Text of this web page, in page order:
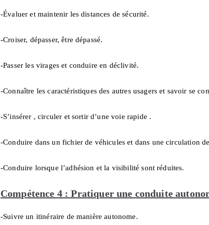
-Évaluer et maintenir les distances de sécurité.
-Croiser, dépasser, être dépassé.
-Passer les virages et conduire en déclivité.
-Connaître les caractéristiques des autres usagers et savoir se
-S’insérer , circuler et sortir d’une voie rapide .
-Conduire dans un fichier de véhicules et dans une circulation
-Conduire lorsque l’adhésion et la visibilité sont réduites.
Compétence 4 : Pratiquer une conduite
-Suivre un itinéraire de manière autonome.